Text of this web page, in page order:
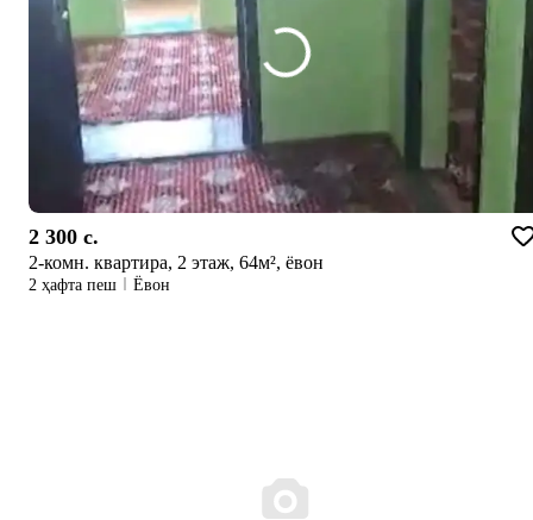
2 300 c.
2-комн. квартира, 2 этаж, 64м², ёвон
2 ҳафта пеш Ёвон